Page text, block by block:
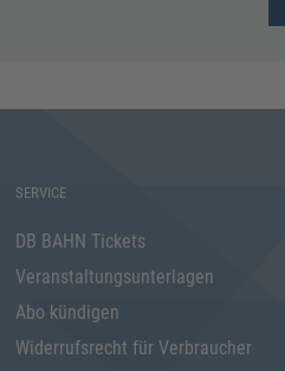
SERVICE
DB BAHN Tickets
Veranstaltungsunterlagen
Abo kündigen
Widerrufsrecht für Verbraucher